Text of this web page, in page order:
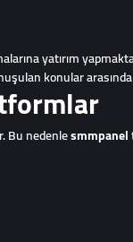
yatırım
konular
Bu nedenlesmmpanel